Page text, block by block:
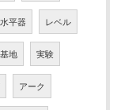
水平器 レベル
基地 実験
アーク